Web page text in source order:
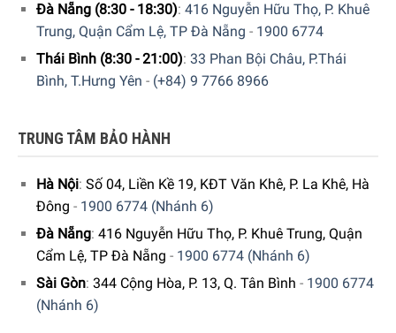
Tiết kiệm năng lượng
không cần phải lo lắng về việc tiêu tốn năng lượng.
Hoạt động yên tĩnh chỉ 35 dB
Máy bù ẩm Wood’s WHU400 với độ ồn chỉ 35 dB, đảm bảo
môi trường sống và làm việc của quý khách luôn yên tĩnh,
không bị ảnh hưởng bởi tiếng ồn trong quá trình thiết bị
hoạt động. Điều này giúp cho thiết bị phù hợp cho các
không gian như phòng ngủ, phòng làm việc, phòng em bé
Đà Nẵng (8:30 - 18:30): 416 Nguyễn Hữu Thọ, P. Khuê
Trung, Quận Cẩm Lệ, TP Đà Nẵng - 1900 6774
Thái Bình (8:30 - 21:00): 33 Phan Bội Châu, P.Thái
Bình, T.Hưng Yên - (+84) 9 7766 8966
TRUNG TÂM BẢO HÀNH
Hà Nội: Số 04, Liền Kề 19, KĐT Văn Khê, P. La Khê, Hà
Đông - 1900 6774 (Nhánh 6)
Đà Nẵng: 416 Nguyễn Hữu Thọ, P. Khuê Trung, Quận
Cẩm Lệ, TP Đà Nẵng - 1900 6774 (Nhánh 6)
Sài Gòn: 344 Cộng Hòa, P. 13, Q. Tân Bình - 1900 6774
(Nhánh 6)